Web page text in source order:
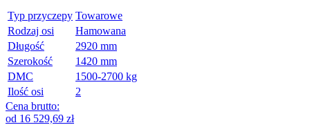
Typ przyczepy Towarowe
Rodzaj osi
Hamowana
Długość
2920 mm
Szerokość
1420 mm
DMC
1500-2700 kg
Ilość osi
2
Cena brutto:
od 16 529,69 zł